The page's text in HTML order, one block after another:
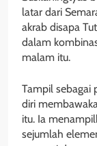
latar dari
akrab disapa
dalam
malam itu.
Tampil sebagai
diri
itu. Ia
sejumlah